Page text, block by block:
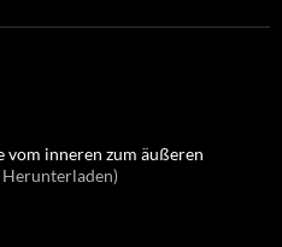
vom inneren zum äußeren